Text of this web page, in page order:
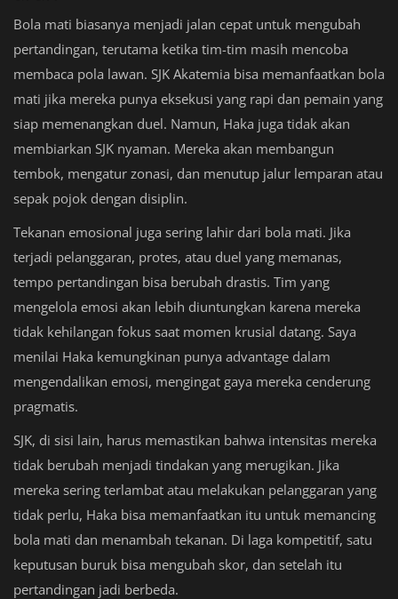
Bola mati biasanya menjadi jalan cepat untuk mengubah
pertandingan, terutama ketika tim-tim masih mencoba
membaca pola lawan. SJK Akatemia bisa memanfaatkan bola
mati jika mereka punya eksekusi yang rapi dan pemain yang
siap memenangkan duel. Namun, Haka juga tidak akan
membiarkan SJK nyaman. Mereka akan membangun
tembok, mengatur zonasi, dan menutup jalur lemparan atau
sepak pojok dengan disiplin.
Tekanan emosional juga sering lahir dari bola mati. Jika
terjadi pelanggaran, protes, atau duel yang memanas,
tempo pertandingan bisa berubah drastis. Tim yang
mengelola emosi akan lebih diuntungkan karena mereka
tidak kehilangan fokus saat momen krusial datang. Saya
menilai Haka kemungkinan punya advantage dalam
mengendalikan emosi, mengingat gaya mereka cenderung
pragmatis.
SJK, di sisi lain, harus memastikan bahwa intensitas mereka
tidak berubah menjadi tindakan yang merugikan. Jika
mereka sering terlambat atau melakukan pelanggaran yang
tidak perlu, Haka bisa memanfaatkan itu untuk memancing
bola mati dan menambah tekanan. Di laga kompetitif, satu
keputusan buruk bisa mengubah skor, dan setelah itu
pertandingan jadi berbeda.